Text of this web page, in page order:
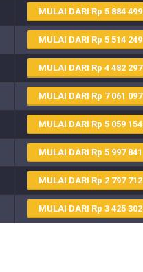
MULAI DARI 5 884 499
MULAI DARI 5 514 249
MULAI DARI 4 482 297
MULAI DARI 7 061 097
MULAI DARI 5 059 154
MULAI DARI 5 997 841
MULAI DARI 2 797 712
MULAI DARI 3 425 302